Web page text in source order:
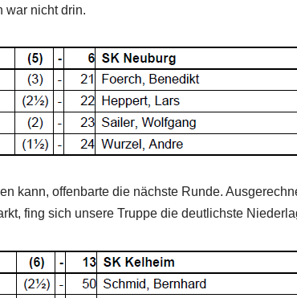
war nicht drin.
kann, offenbarte die nächste Runde.
fing sich unsere Truppe die deutlichste